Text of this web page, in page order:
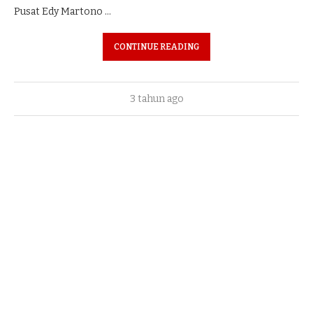
Pusat Edy Martono …
CONTINUE READING
3 tahun ago